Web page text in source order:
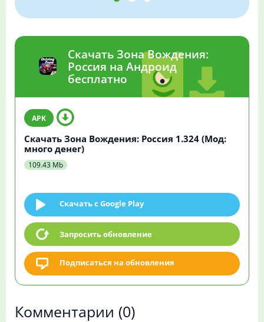
Скачать Зона Вождения:
Россия на Андроид
бесплатно
Скачать Зона Вождения: Россия 1.324 (Мод:
много денег)
109.43 Mb
Скачать c Google Play
Запросить обновление
Подписаться на обновления
Комментарии (0)